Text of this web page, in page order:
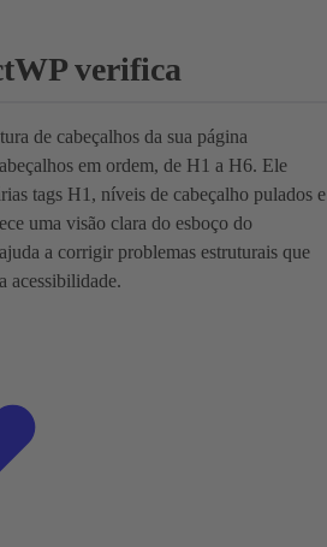
verifica
de cabeçalhos da sua página
em ordem, de H1 a H6. Ele
tags H1, níveis de cabeçalho pulados e
uma visão clara do esboço do
a corrigir problemas estruturais que
acessibilidade.